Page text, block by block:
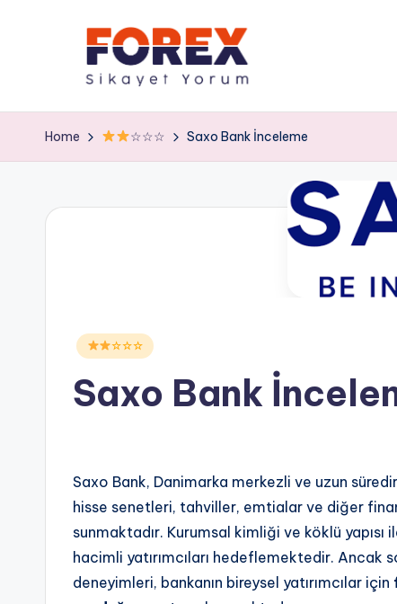
Home ☆☆☆ Saxo Bank İnceleme
Posted☆☆☆
Saxo Bank
Saxo Bank, Danimarka merkezli ve uzun
hisse senetleri, tahviller, emtialar ve diğer
sunmaktadır. Kurumsal kimliği ve köklü
hacimli yatırımcıları hedeflemektedir. Ancak
deneyimleri, bankanın bireysel yatırımcılar için